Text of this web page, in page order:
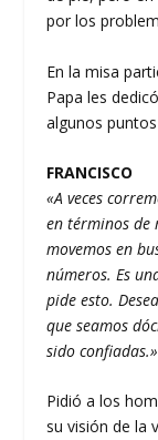
por los
En la misa
Papa les
algunos
FRANCISCO
«A veces
en términos de
movemos en
números. Es
pide esto.
que seamos
sido confiadas.»
Pidió a los
su visión de la